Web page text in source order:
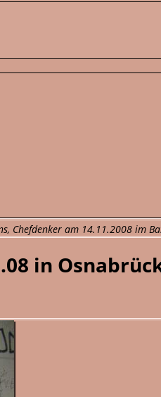
Chefdenker am 14.11.2008 im
in